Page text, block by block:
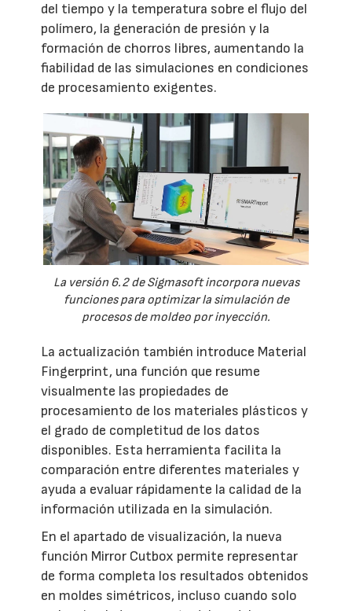
del tiempo y la temperatura sobre el flujo del
polímero, la generación de presión y la
formación de chorros libres, aumentando la
fiabilidad de las simulaciones en condiciones
de procesamiento exigentes.
La versión 6.2 de Sigmasoft incorpora nuevas
funciones para optimizar la simulación de
procesos de moldeo por inyección.
La actualización también introduce Material
Fingerprint, una función que resume
visualmente las propiedades de
procesamiento de los materiales plásticos y
el grado de completitud de los datos
disponibles. Esta herramienta facilita la
comparación entre diferentes materiales y
ayuda a evaluar rápidamente la calidad de la
información utilizada en la simulación.
En el apartado de visualización, la nueva
función Mirror Cutbox permite representar
de forma completa los resultados obtenidos
en moldes simétricos, incluso cuando solo